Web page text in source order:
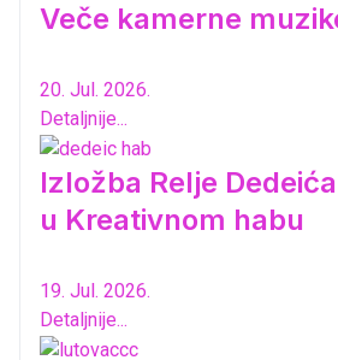
Veče kamerne
20. Jul. 2026.
Detaljnije...
Izložba Relje
u Kreativnom habu
19. Jul. 2026.
Detaljnije...